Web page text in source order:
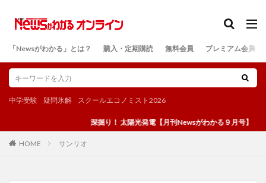
「Newsがわかる」とは？ 購入・定期購読 無料会員 プレミアム会員
中学受験 疑問氷解 スクールエコノミスト2026
深掘り！ 太陽光発電【月刊Newsがわかる９月号】
HOME サンリオ
検索